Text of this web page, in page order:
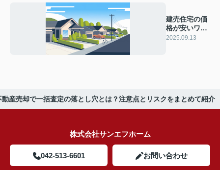
建売住宅の価
格が安いワケ
とは？注文住
2025.09.13
動産売却で一括査定の落とし穴とは？注意点とリスクをまとめて紹介
株式会社サンエフホーム
042-513-6601 お問い合わせ